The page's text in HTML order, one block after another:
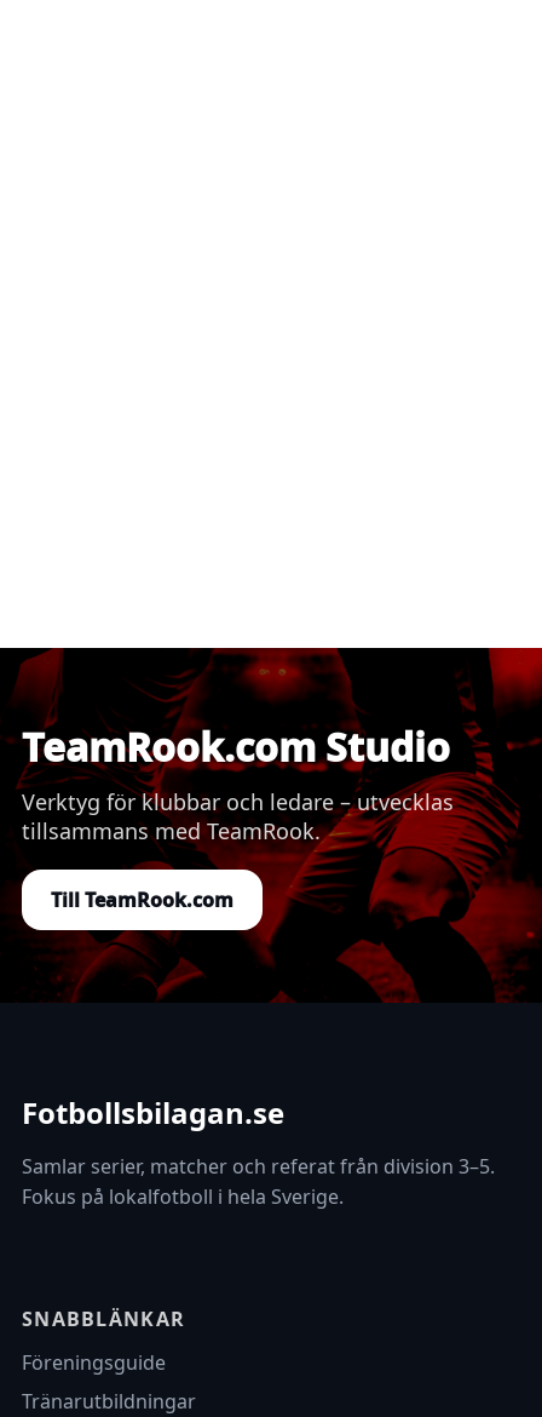
TeamRook.com Studio
Verktyg för klubbar och ledare – utvecklas
tillsammans med TeamRook.
Till TeamRook.com
Fotbollsbilagan.se
Samlar serier, matcher och referat från division 3–5.
Fokus på lokalfotboll i hela Sverige.
SNABBLÄNKAR
Föreningsguide
Tränarutbildningar